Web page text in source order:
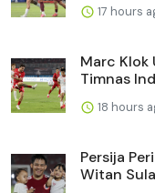
17 hours
Marc Klok
Timnas
18 hours
Persija
Witan